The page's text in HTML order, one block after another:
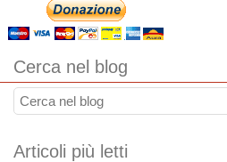
Cerca nel blog
Articoli più letti